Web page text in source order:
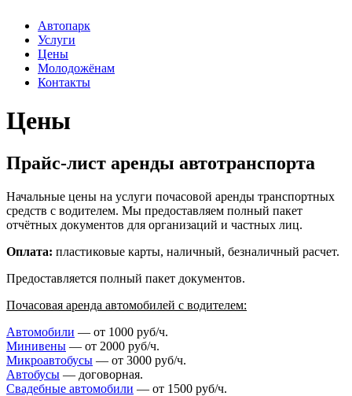
Автопарк
Услуги
Цены
Молодожёнам
Контакты
Цены
Прайс-лист аренды автотранспорта
Начальные цены на услуги почасовой аренды транспортных
средств с водителем. Мы предоставляем полный пакет
отчётных документов для организаций и частных лиц.
Оплата: пластиковые карты, наличный, безналичный расчет.
Предоставляется полный пакет документов.
Почасовая аренда автомобилей с водителем:
Автомобили — от 1000 руб/ч.
Минивены — от 2000 руб/ч.
Микроавтобусы — от 3000 руб/ч.
Автобусы — договорная.
Свадебные автомобили — от 1500 руб/ч.